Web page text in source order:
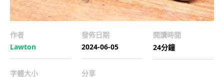
作者
Lawton
發佈日期
2024-06-05
閱讀時間
24分鐘
字體大小 分享